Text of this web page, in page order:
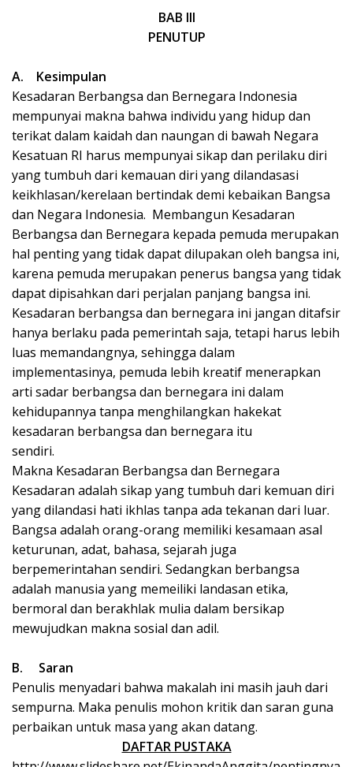
BAB III
PENUTUP
A.
Kesimpulan
Kesadaran Berbangsa dan Bernegara Indonesia
mempunyai makna bahwa individu yang hidup dan
terikat dalam kaidah dan naungan di bawah Negara
Kesatuan RI harus mempunyai sikap dan perilaku diri
yang tumbuh dari kemauan diri yang dilandasasi
keikhlasan/kerelaan bertindak demi kebaikan Bangsa
dan Negara Indonesia. Membangun Kesadaran
Berbangsa dan Bernegara kepada pemuda merupakan
hal penting yang tidak dapat dilupakan oleh bangsa ini,
karena pemuda merupakan penerus bangsa yang tidak
dapat dipisahkan dari perjalan panjang bangsa ini.
Kesadaran berbangsa dan bernegara ini jangan ditafsir
hanya berlaku pada pemerintah saja, tetapi harus lebih
luas memandangnya, sehingga dalam
implementasinya, pemuda lebih kreatif menerapkan
arti sadar berbangsa dan bernegara ini dalam
kehidupannya tanpa menghilangkan hakekat
kesadaran berbangsa dan bernegara itu
sendiri.
Makna Kesadaran Berbangsa dan Bernegara
Kesadaran adalah sikap yang tumbuh dari kemuan diri
yang dilandasi hati ikhlas tanpa ada tekanan dari luar.
Bangsa adalah orang-orang memiliki kesamaan asal
keturunan, adat, bahasa, sejarah juga
berpemerintahan sendiri. Sedangkan berbangsa
adalah manusia yang memeiliki landasan etika,
bermoral dan berakhlak mulia dalam bersikap
mewujudkan makna sosial dan adil.
B.
Saran
Penulis menyadari bahwa makalah ini masih jauh dari
sempurna. Maka penulis mohon kritik dan saran guna
perbaikan untuk masa yang akan datang.
DAFTAR PUSTAKA